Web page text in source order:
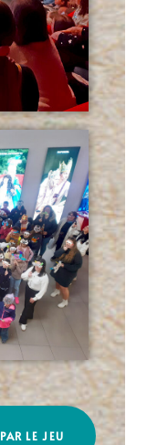
LE JEU